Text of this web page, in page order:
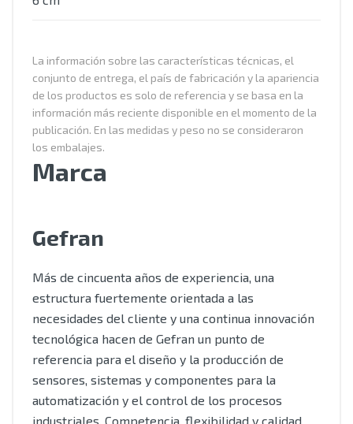
La información sobre las características técnicas, el
conjunto de entrega, el país de fabricación y la apariencia
de los productos es solo de referencia y se basa en la
información más reciente disponible en el momento de la
publicación. En las medidas y peso no se consideraron
los embalajes.
Marca
Gefran
Más de cincuenta años de experiencia, una
estructura fuertemente orientada a las
necesidades del cliente y una continua innovación
tecnológica hacen de Gefran un punto de
referencia para el diseño y la producción de
sensores, sistemas y componentes para la
automatización y el control de los procesos
industriales. Competencia, flexibilidad y calidad